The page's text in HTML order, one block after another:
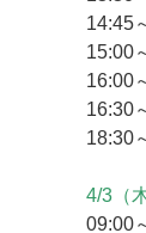
14:45
15:00
16:00
16:30
18:30
4/3（
09:00